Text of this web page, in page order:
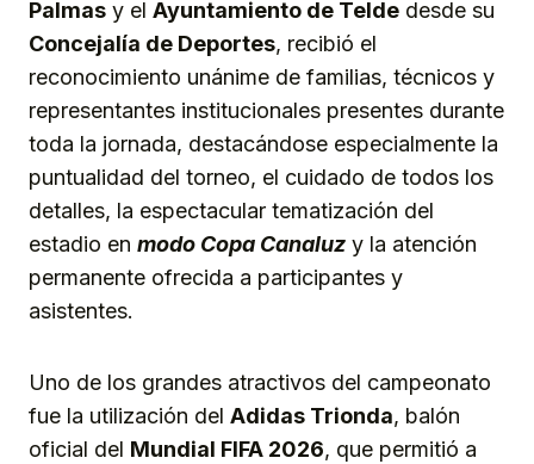
Palmas y el Ayuntamiento de Telde desde su
Concejalía de Deportes, recibió el
reconocimiento unánime de familias, técnicos y
representantes institucionales presentes durante
toda la jornada, destacándose especialmente la
puntualidad del torneo, el cuidado de todos los
detalles, la espectacular tematización del
estadio en modo Copa Canaluz y la atención
permanente ofrecida a participantes y
asistentes.
Uno de los grandes atractivos del campeonato
fue la utilización del Adidas Trionda, balón
oficial del Mundial FIFA 2026, que permitió a